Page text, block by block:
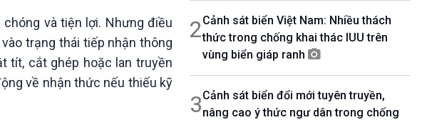
và tiện lợi. Nhưng điều
trạng thái tiếp nhận thông
tít, cắt ghép hoặc lan truyền
về nhận thức nếu thiếu kỹ
2Cảnh sát biển Việt Nam: Nhiều thách
thức trong chống khai thác IUU trên
vùng biển giáp ranh
3Cảnh sát biển đổi mới tuyên truyền,
nâng cao ý thức ngư dân trong chống